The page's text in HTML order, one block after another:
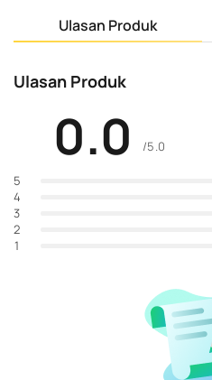
Ulasan Produk
Ulasan Produk
0.0 /5.0
5
4
3
2
1